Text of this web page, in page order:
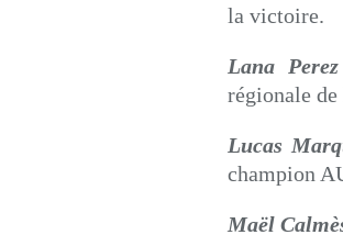
la victoire.
Lana Perez
régionale
Lucas
champion
Maël